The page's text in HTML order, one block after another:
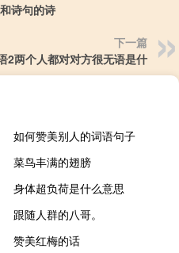
诗句的诗
下一篇
2两个人都对对方很无语是什
如何赞美别人的词语句子
菜鸟丰满的翅膀
身体超负荷是什么意思
跟随人群的八哥。
赞美红梅的话